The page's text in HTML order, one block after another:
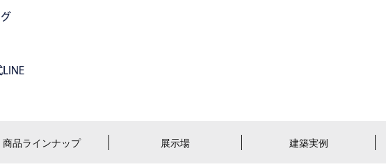
商品ラインナップ 展示場 建築実例